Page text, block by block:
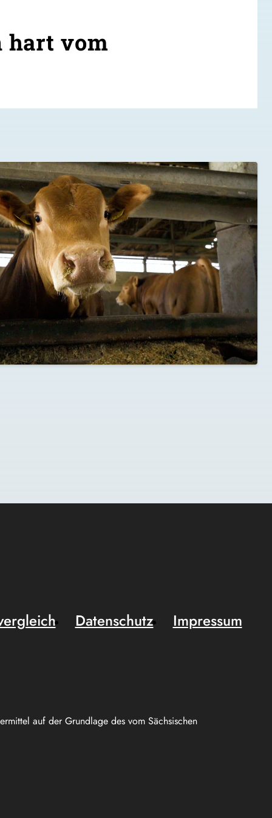
hart vom
auf der Grundlage des vom Sächsischen
Datenschutz
Impressum